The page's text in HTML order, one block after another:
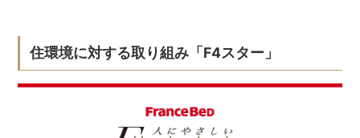
住環境に対する取り組み「F4スター」